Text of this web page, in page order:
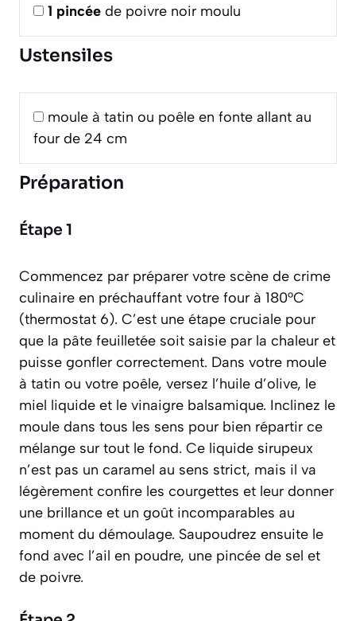
1 pincée de poivre noir moulu
Ustensiles
moule à tatin ou poêle en fonte allant au
four de 24 cm
Préparation
Étape 1
Commencez par préparer votre scène de crime
culinaire en préchauffant votre four à 180°C
(thermostat 6). C’est une étape cruciale pour
que la pâte feuilletée soit saisie par la chaleur et
puisse gonfler correctement. Dans votre moule
à tatin ou votre poêle, versez l’huile d’olive, le
miel liquide et le vinaigre balsamique. Inclinez le
moule dans tous les sens pour bien répartir ce
mélange sur tout le fond. Ce liquide sirupeux
n’est pas un caramel au sens strict, mais il va
légèrement confire les courgettes et leur donner
une brillance et un goût incomparables au
moment du démoulage. Saupoudrez ensuite le
fond avec l’ail en poudre, une pincée de sel et
de poivre.